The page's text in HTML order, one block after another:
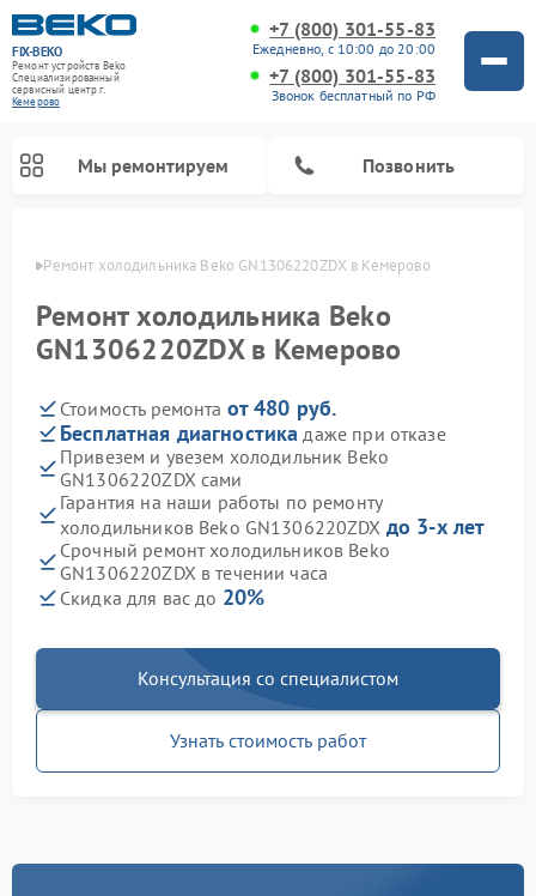
FIX-BEKO
Ремонт устройств Beko
Специализированный
cервисный центр г.
Кемерово
+7 (800) 301-55-83
Ежедневно, с 10:00 до 20:00
+7 (800) 301-55-83
Звонок бесплатный по РФ
Мы ремонтируем Позвонить
Ремонт холодильника Beko GN1306220ZDX в Кемерово
Ремонт холодильника Beko
GN1306220ZDX в Кемерово
Стоимость ремонта от 480 руб.
Бесплатная диагностика даже при отказе
Привезем и увезем холодильник Beko
GN1306220ZDX сами
Гарантия на наши работы по ремонту
холодильников Beko GN1306220ZDX до 3-х лет
Срочный ремонт холодильников Beko
GN1306220ZDX в течении часа
Скидка для вас до 20%
Консультация со специалистом
Узнать стоимость работ